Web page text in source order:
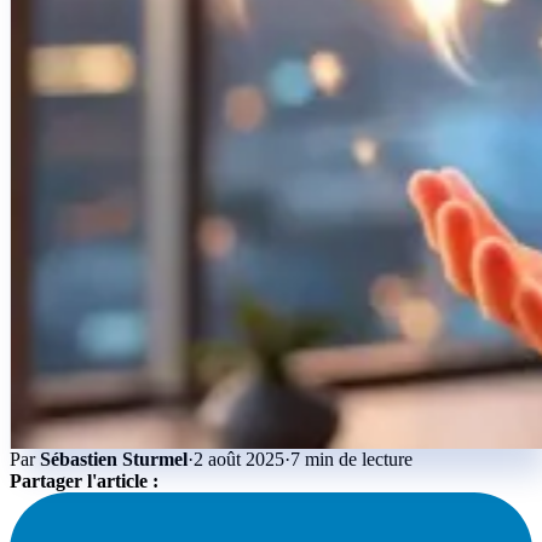
ParSébastien Sturmel·2 août 2025·7 min de lecture
Partager l'article :